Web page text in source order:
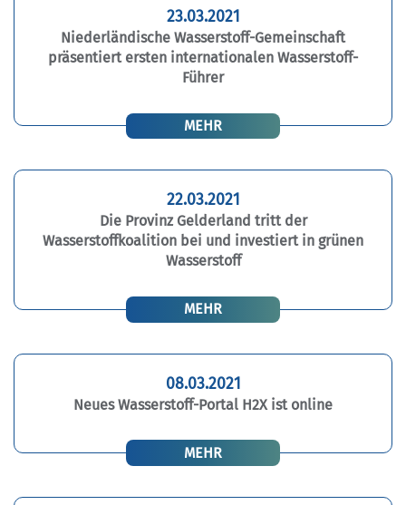
23.03.2021
Niederländische Wasserstoff-Gemeinschaft
präsentiert ersten internationalen Wasserstoff-
Führer
MEHR
22.03.2021
Die Provinz Gelderland tritt der
Wasserstoffkoalition bei und investiert in grünen
Wasserstoff
MEHR
08.03.2021
Neues Wasserstoff-Portal H2X ist online
MEHR